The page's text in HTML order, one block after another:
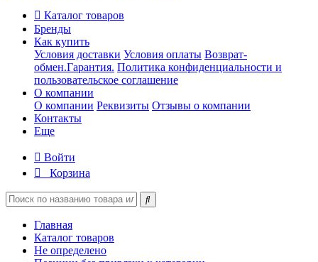
Каталог товаров
Бренды
Как купить
Условия доставки Условия оплаты Возврат-
обмен.Гарантия. Политика конфиденциальности и
пользовательское соглашение
О компании
О компании Реквизиты Отзывы о компании
Контакты
Еще
Войти
Корзина
Главная
Каталог товаров
Не определено